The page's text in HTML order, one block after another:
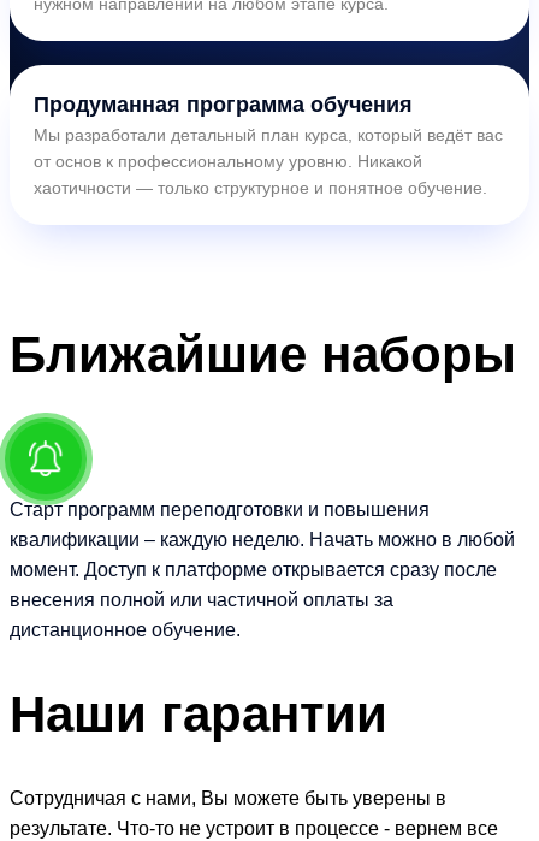
Продуманная программа обучения
Мы разработали детальный план курса, который ведёт вас
от основ к профессиональному уровню. Никакой
хаотичности — только структурное и понятное обучение.
Ближайшие наборы
Старт программ переподготовки и повышения
квалификации – каждую неделю. Начать можно в любой
момент. Доступ к платформе открывается сразу после
внесения полной или частичной оплаты за
дистанционное обучение.
Наши гарантии
Сотрудничая с нами, Вы можете быть уверены в
результате. Что-то не устроит в процессе - вернем все